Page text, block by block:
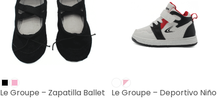
Le Groupe – Zapatilla Ballet
Le Groupe – Deportivo Niño